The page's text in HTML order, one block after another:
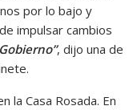
por lo bajo y
impulsar cambios
, dijo una de
la Casa Rosada. En